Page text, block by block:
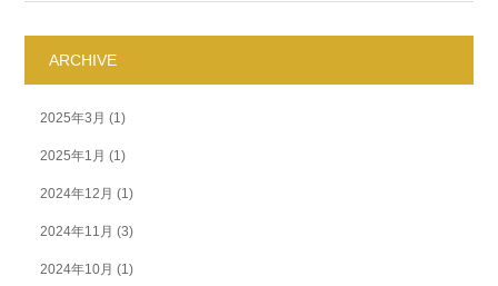
ARCHIVE
2025年3月 (1)
2025年1月 (1)
2024年12月 (1)
2024年11月 (3)
2024年10月 (1)